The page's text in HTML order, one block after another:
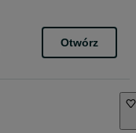
Otwórz